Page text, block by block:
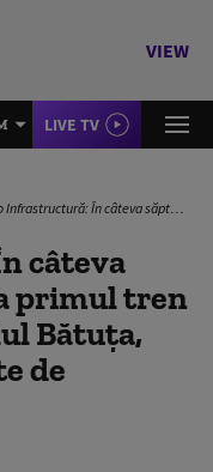
VIEW
LIVE TV
În câteva săptămâni, vom avea primul tren care trece prin tunelul Bătuţa, după 4 ani şi jumătate de întârziere
câteva
primul tren
Bătuţa,
de